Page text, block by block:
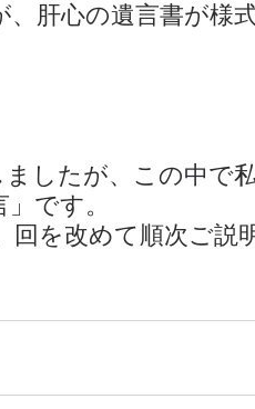
肝心の遺言書が様
したが、この中で
です。
を改めて順次ご説